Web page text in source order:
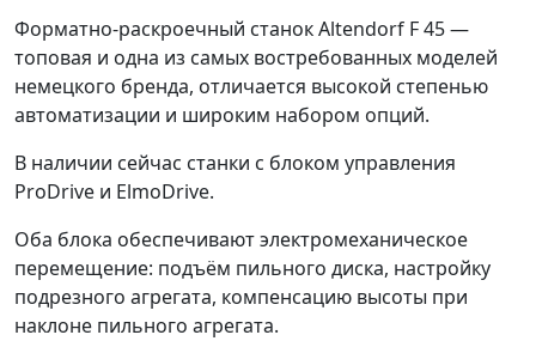
Форматно-раскроечный станок Altendorf F 45 —
топовая и одна из самых востребованных моделей
немецкого бренда, отличается высокой степенью
автоматизации и широким набором опций.
В наличии сейчас станки с блоком управления
ProDrive и ElmoDrive.
Оба блока обеспечивают электромеханическое
перемещение: подъём пильного диска, настройку
подрезного агрегата, компенсацию высоты при
наклоне пильного агрегата.